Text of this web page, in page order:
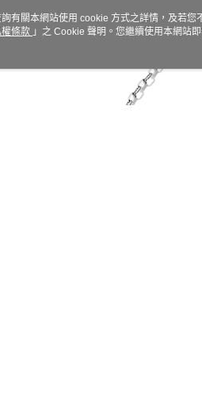
有關本網站使用 cookie 方式之詳情，及若
權條款 」之 Cookie 聲明。您繼續使用本網站